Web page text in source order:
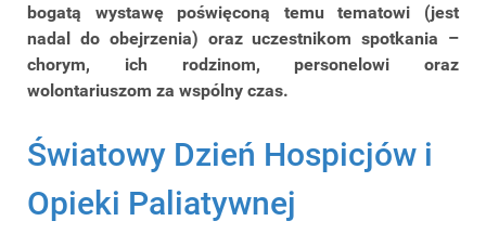
bogatą wystawę poświęconą temu tematowi (jest
nadal do obejrzenia) oraz uczestnikom spotkania –
chorym, ich rodzinom, personelowi oraz
wolontariuszom za wspólny czas.
Światowy Dzień Hospicjów i
Opieki Paliatywnej